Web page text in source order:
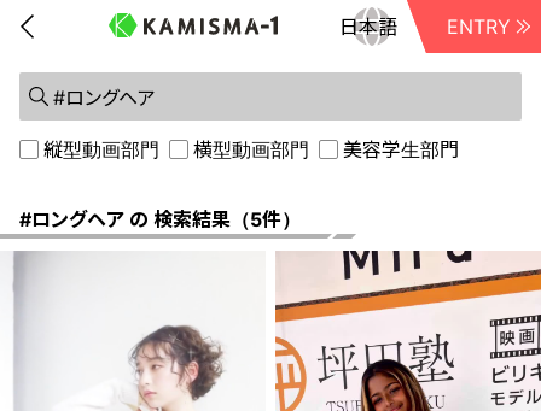
前に戻る ENTRY
縦型動画部門 横型動画部門 美容学生部門
#ロングヘア の 検索結果（5件）